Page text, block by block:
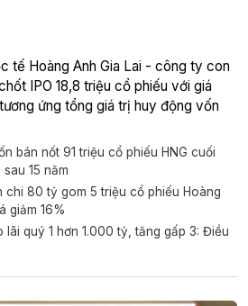
tế Hoàng Anh Gia Lai - công ty con
IPO 18,8 triệu cổ phiếu với giá
ứng tổng giá trị huy động vốn
bán nốt 91 triệu cổ phiếu HNG cuối
15 năm
chi 80 tỷ gom 5 triệu cổ phiếu Hoàng
giảm 16%
lãi quý 1 hơn 1.000 tỷ, tăng gấp 3: Điều